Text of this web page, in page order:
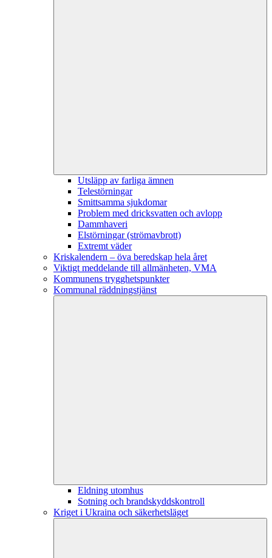
Utsläpp av farliga ämnen
Telestörningar
Smittsamma sjukdomar
Problem med dricksvatten och avlopp
Dammhaveri
Elstörningar (strömavbrott)
Extremt väder
Kriskalendern – öva beredskap hela året
Viktigt meddelande till allmänheten, VMA
Kommunens trygghetspunkter
Kommunal räddningstjänst
Eldning utomhus
Sotning och brandskyddskontroll
Kriget i Ukraina och säkerhetsläget